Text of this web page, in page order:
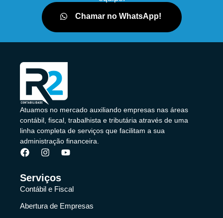
Chamar no WhatsApp!
Atuamos no mercado auxiliando empresas nas áreas
contábil, fiscal, trabalhista e tributária através de uma
linha completa de serviços que facilitam a sua
administração financeira.
Serviços
Contábil e Fiscal
Abertura de Empresas